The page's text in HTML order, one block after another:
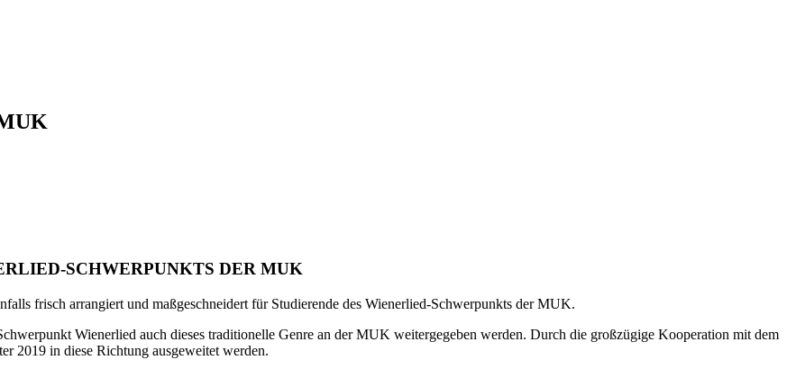
SCHWERPUNKTS DER MUK
frisch arrangiert und maßgeschneidert für Studierende des Wienerlied-Schwerpunkts der MUK.
Wienerlied auch dieses traditionelle Genre an der MUK weitergegeben werden. Durch die großzügige Kooperation mit dem
2019 in diese Richtung ausgeweitet werden.